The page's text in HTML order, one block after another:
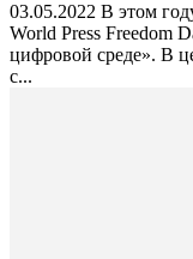
03.05.2022 В этом
World Press Freedom
цифровой среде». В
с...